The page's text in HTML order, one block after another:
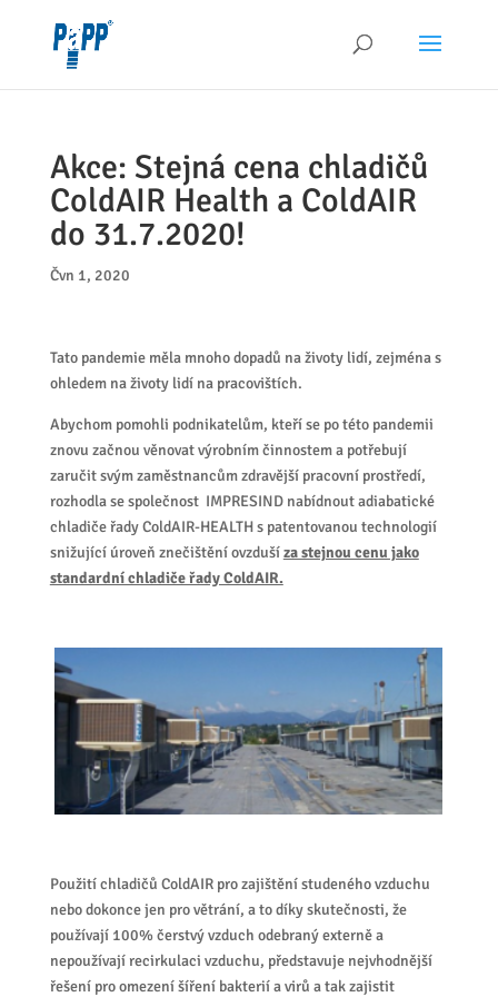
Akce: Stejná cena chladičů
ColdAIR Health a ColdAIR
do 31.7.2020!
Čvn 1, 2020
Tato pandemie měla mnoho dopadů na životy lidí, zejména s
ohledem na životy lidí na pracovištích.
Abychom pomohli podnikatelům, kteří se po této pandemii
znovu začnou věnovat výrobním činnostem a potřebují
zaručit svým zaměstnancům zdravější pracovní prostředí,
rozhodla se společnost IMPRESIND nabídnout adiabatické
chladiče řady ColdAIR-HEALTH s patentovanou technologií
snižující úroveň znečištění ovzdušíza stejnou cenu jako
standardní chladiče řady ColdAIR.
Použití chladičů ColdAIR pro zajištění studeného vzduchu
nebo dokonce jen pro větrání, a to díky skutečnosti, že
používají 100% čerstvý vzduch odebraný externě a
nepoužívají recirkulaci vzduchu, představuje nejvhodnější
řešení pro omezení šíření bakterií a virů a tak zajistit